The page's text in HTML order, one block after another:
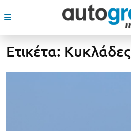
Ετικέτα: Κυκλάδες